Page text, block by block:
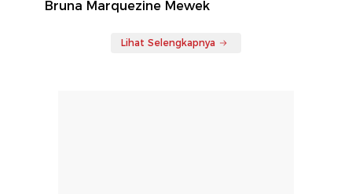
Bruna Marquezine Mewek
Lihat Selengkapnya